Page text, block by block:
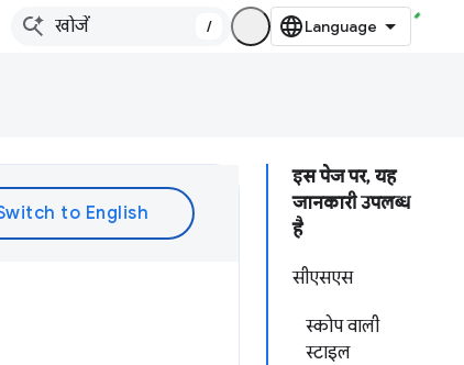
/
इस पेज पर, यह
जानकारी उपलब्ध
है
सीएसएस
स्कोप वाली
स्टाइल